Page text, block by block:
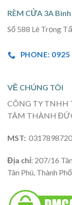
RÈM CỬA 3A
Số 588 Lê Trọng
PHONE:
VỀ CHÚNG TÔI
CÔNG TY TNHH
TÂM THÀNH
MST: 0317898720
Địa chỉ: 207/16
Tân Phú, Thành